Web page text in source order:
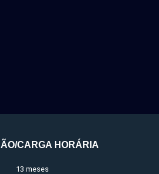
CARGA HORÁRIA
13 meses